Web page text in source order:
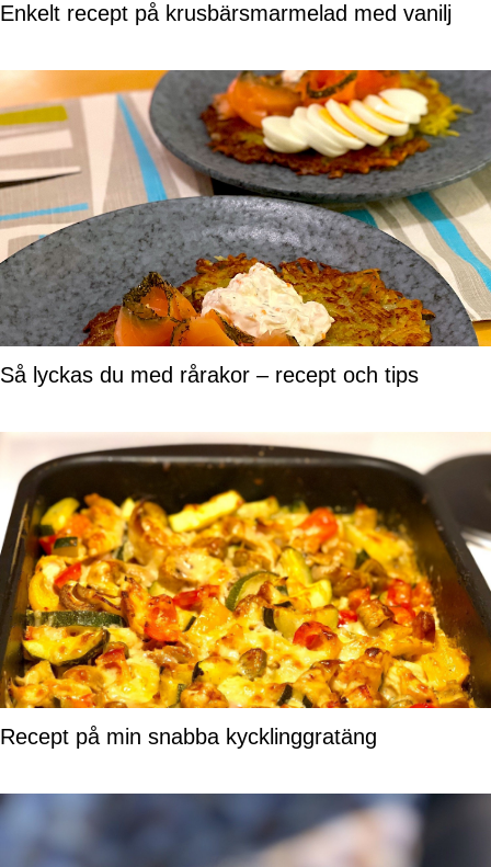
Enkelt recept på krusbärsmarmelad med vanilj
Så lyckas du med rårakor – recept och tips
Recept på min snabba kycklinggratäng